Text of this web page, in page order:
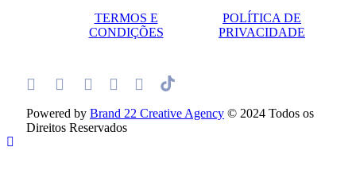
TERMOS E
CONDIÇÕES
POLÍTICA DE
PRIVACIDADE
Powered by Brand 22 Creative Agency © 2024 Todos os
Direitos Reservados